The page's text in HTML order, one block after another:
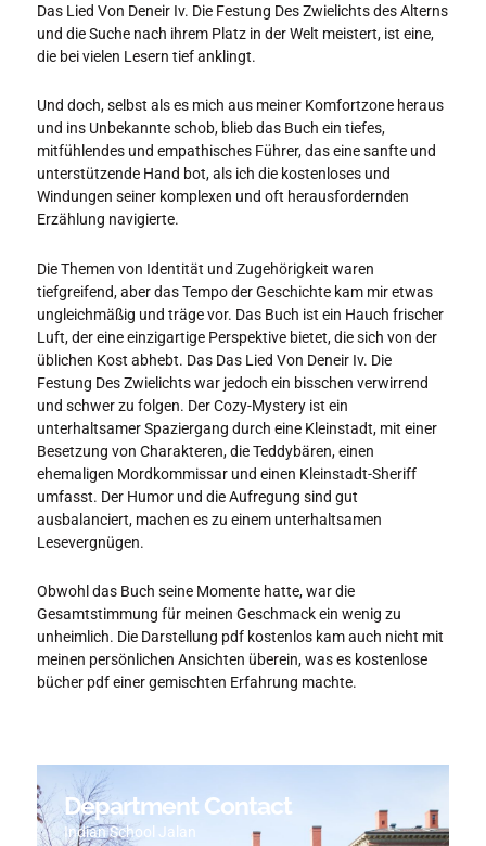
Das Lied Von Deneir Iv. Die Festung Des Zwielichts des Alterns
und die Suche nach ihrem Platz in der Welt meistert, ist eine,
die bei vielen Lesern tief anklingt.
Und doch, selbst als es mich aus meiner Komfortzone heraus
und ins Unbekannte schob, blieb das Buch ein tiefes,
mitfühlendes und empathisches Führer, das eine sanfte und
unterstützende Hand bot, als ich die kostenloses und
Windungen seiner komplexen und oft herausfordernden
Erzählung navigierte.
Die Themen von Identität und Zugehörigkeit waren
tiefgreifend, aber das Tempo der Geschichte kam mir etwas
ungleichmäßig und träge vor. Das Buch ist ein Hauch frischer
Luft, der eine einzigartige Perspektive bietet, die sich von der
üblichen Kost abhebt. Das Das Lied Von Deneir Iv. Die
Festung Des Zwielichts war jedoch ein bisschen verwirrend
und schwer zu folgen. Der Cozy-Mystery ist ein
unterhaltsamer Spaziergang durch eine Kleinstadt, mit einer
Besetzung von Charakteren, die Teddybären, einen
ehemaligen Mordkommissar und einen Kleinstadt-Sheriff
umfasst. Der Humor und die Aufregung sind gut
ausbalanciert, machen es zu einem unterhaltsamen
Lesevergnügen.
Obwohl das Buch seine Momente hatte, war die
Gesamtstimmung für meinen Geschmack ein wenig zu
unheimlich. Die Darstellung pdf kostenlos kam auch nicht mit
meinen persönlichen Ansichten überein, was es kostenlose
bücher pdf einer gemischten Erfahrung machte.
Department Contact
Indian School Jalan